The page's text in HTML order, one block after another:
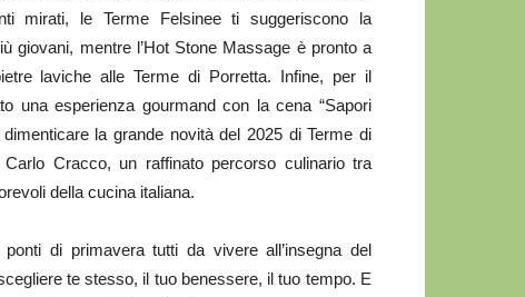
mirati, le Terme Felsinee ti suggeriscono la
giovani, mentre l’Hot Stone Massage è pronto a
laviche alle Terme di Porretta. Infine, per il
una esperienza gourmand con la cena “Sapori
la grande novità del 2025 di Terme di
Cracco, un raffinato percorso culinario tra
della cucina italiana.
di primavera tutti da vivere all’insegna del
te stesso, il tuo benessere, il tuo tempo. E